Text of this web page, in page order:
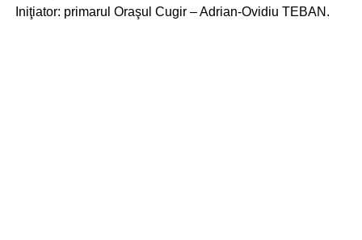
Iniţiator: primarul Oraşul Cugir – Adrian-Ovidiu TEBAN.